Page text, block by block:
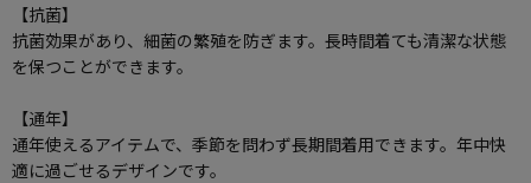
【抗菌】
抗菌効果があり、細菌の繁殖を防ぎます。長時間着ても清潔な状態
を保つことができます。
【通年】
通年使えるアイテムで、季節を問わず長期間着用できます。年中快
適に過ごせるデザインです。